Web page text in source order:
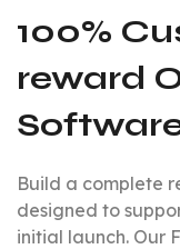
100%
reward
Build a complete
designed to
initial launch. Our